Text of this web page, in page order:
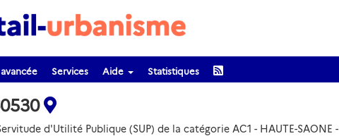
Services Aide Statistiques
d'Utilité Publique (SUP) de la catégorie AC1 - HAUTE-SAONE -